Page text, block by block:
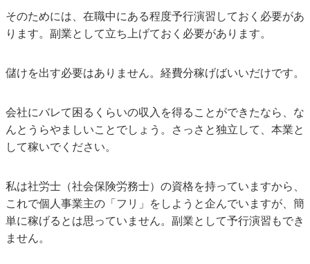
そのためには、在職中にある程度予行演習しておく必要があ
ります。副業として立ち上げておく必要があります。
儲けを出す必要はありません。経費分稼げばいいだけです。
会社にバレて困るくらいの収入を得ることができたなら、な
んとうらやましいことでしょう。さっさと独立して、本業と
して稼いでください。
私は社労士（社会保険労務士）の資格を持っていますから、
これで個人事業主の「フリ」をしようと企んでいますが、簡
単に稼げるとは思っていません。副業として予行演習もでき
ません。